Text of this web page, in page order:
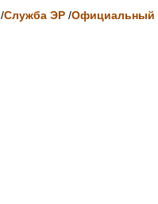
/Служба ЭР /Официальный